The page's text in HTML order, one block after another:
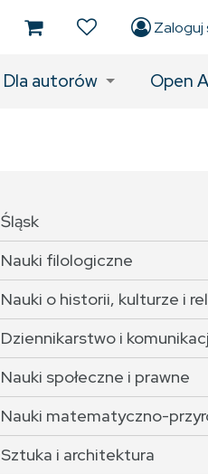
Zaloguj
Dla autorów Open
Śląsk
Nauki filologiczne
Nauki o historii, kulturze i
Dziennikarstwo i
Nauki społeczne i prawne
Nauki matematyczno-
Sztuka i architektura